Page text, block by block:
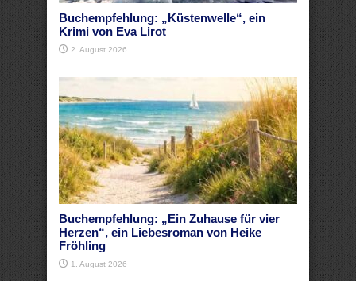
Buchempfehlung: „Küstenwelle“, ein
Krimi von Eva Lirot
2. August 2026
Buchempfehlung: „Ein Zuhause für vier
Herzen“, ein Liebesroman von Heike
Fröhling
1. August 2026